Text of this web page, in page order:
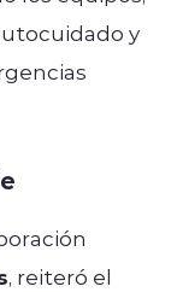
y
, reiteró el